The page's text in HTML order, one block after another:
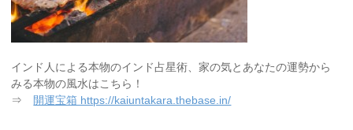
インド人による本物のインド占星術、家の気とあなたの運勢から
みる本物の風水はこちら！
⇒ 開運宝箱 https://kaiuntakara.thebase.in/